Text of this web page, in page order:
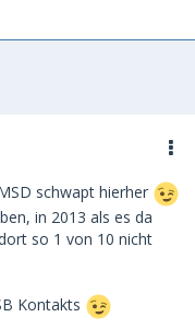
schwapt hierher
in 2013 als es da
so 1 von 10 nicht
Kontakts